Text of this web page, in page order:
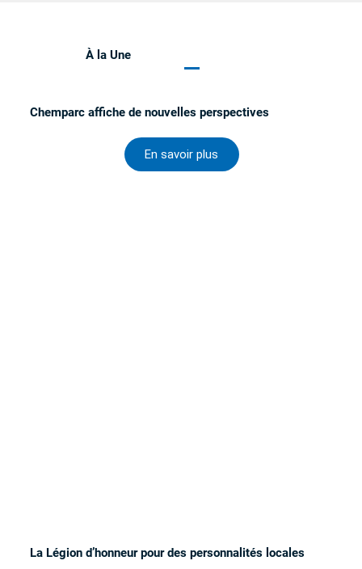
À la Une
Chemparc affiche de nouvelles perspectives
En savoir plus
La Légion d’honneur pour des personnalités locales